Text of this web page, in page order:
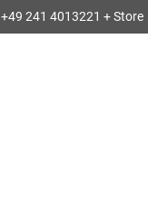
+49 241 4013221 + Store